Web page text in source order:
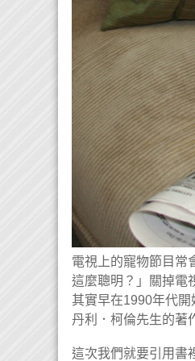
電視上的寵物節目常
這麼聰明？」關掉電
其實早在1990年代
丹利．柯倫先生的著
這次我們就要引用書